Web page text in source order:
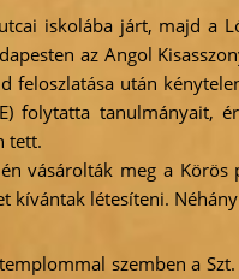
iskolába járt, majd a
az Angol
feloszlatása után
folytatta tanulmányait,
tett.
vásárolták meg a
kívántak létesíteni.
szemben a